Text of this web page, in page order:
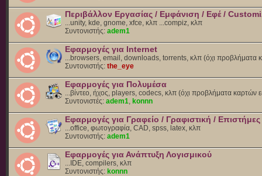
Περιβάλλον Εργασίας / Εμφάνιση / Εφέ /
...unity, kde, gnome, xfce, κλπ ...compiz, κλπ
Συντονιστής: adem1
Εφαρμογές για Internet
...browsers, email, downloads, torrents, κλπ (όχι προβλήματα
Συντονιστής: the_eye
Εφαρμογές για Πολυμέσα
...βίντεο, ήχος, players, codecs, κλπ (όχι προβλήματα καρτών
Συντονιστές: adem1 konnn
Εφαρμογές για Γραφείο / Γραφιστική / Επιστήμες
...office, φωτογραφία, CAD, spss, latex, κλπ
Συντονιστής: adem1
Εφαρμογές για Ανάπτυξη Λογισμικού
...IDE, compilers, κλπ
Συντονιστής: konnn